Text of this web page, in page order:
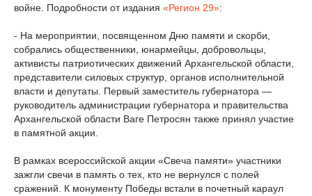
войне. Подробности от издания «Регион 29»:
- На мероприятии, посвященном Дню памяти и скорби,
собрались общественники, юнармейцы, добровольцы,
активисты патриотических движений Архангельской области,
представители силовых структур, органов исполнительной
власти и депутаты. Первый заместитель губернатора —
руководитель администрации губернатора и правительства
Архангельской области Ваге Петросян также принял участие
в памятной акции.
В рамках всероссийской акции «Свеча памяти» участники
зажгли свечи в память о тех, кто не вернулся с полей
сражений. К монументу Победы встали в почетный караул